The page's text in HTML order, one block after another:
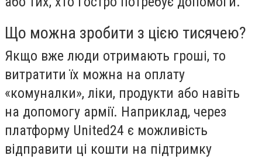
Що можна зробити з цією тисячею?
Якщо вже люди отримають гроші, то
витратити їх можна на оплату
«комуналки», ліки, продукти або навіть
на допомогу армії. Наприклад, через
платформу United24 є можливість
відправити ці кошти на підтримку